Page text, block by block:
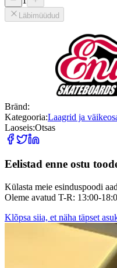
Läbimüüdud
Bränd:
Kategooria:Laagrid ja
Laoseis:Otsas
Eelistad enne ostu
Külasta meie esinduspoodi
Oleme avatud T-R: 13:00-
Klõpsa siia, et näha täpset